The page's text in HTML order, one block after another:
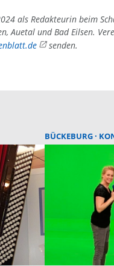
als Redakteurin beim
Auetal und Bad Eilsen.
senden.
BÜCKEBURG